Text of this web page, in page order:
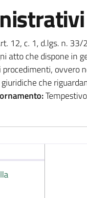
12, c. 1, d.lgs. n. 33/
atto che dispone in
ovvero
che